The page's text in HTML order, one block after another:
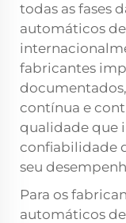
todas as fases
automáticos
fabricantes
contínua e
qualidade que
confiabilidade
seu
Para os
automáticos